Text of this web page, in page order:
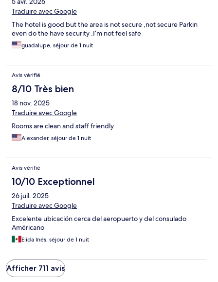
Traduire avec Google
The hotel is good but the area is not secure ,not secure Parkin
even do the have security .I’m not feel safe
guadalupe, séjour de 1 nuit
Avis vérifié
8/10 Très bien
18 nov. 2025
Traduire avec Google
Rooms are clean and staff friendly
Alexander, séjour de 1 nuit
Avis vérifié
10/10 Exceptionnel
26 juil. 2025
Traduire avec Google
Excelente ubicación cerca del aeropuerto y del consulado
Américano
Elida Inés, séjour de 1 nuit
Afficher 711 avis